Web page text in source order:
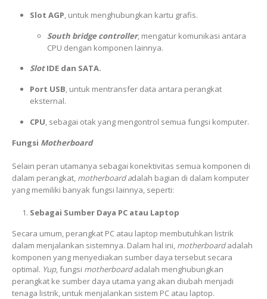
Slot AGP, untuk menghubungkan kartu grafis.
South bridge controller, mengatur komunikasi antara
CPU dengan komponen lainnya.
SlotIDE dan SATA.
Port USB, untuk mentransfer data antara perangkat
eksternal.
CPU, sebagai otak yang mengontrol semua fungsi komputer.
Fungsi Motherboard
Selain peran utamanya sebagai konektivitas semua komponen di
dalam perangkat, motherboard adalah bagian di dalam komputer
yang memiliki banyak fungsi lainnya, seperti:
Sebagai Sumber Daya PC atau Laptop
Secara umum, perangkat PC atau laptop membutuhkan listrik
dalam menjalankan sistemnya. Dalam hal ini, motherboardadalah
komponen yang menyediakan sumber daya tersebut secara
optimal. Yup, fungsi motherboardadalah menghubungkan
perangkat ke sumber daya utama yang akan diubah menjadi
tenaga listrik, untuk menjalankan sistem PC atau laptop.